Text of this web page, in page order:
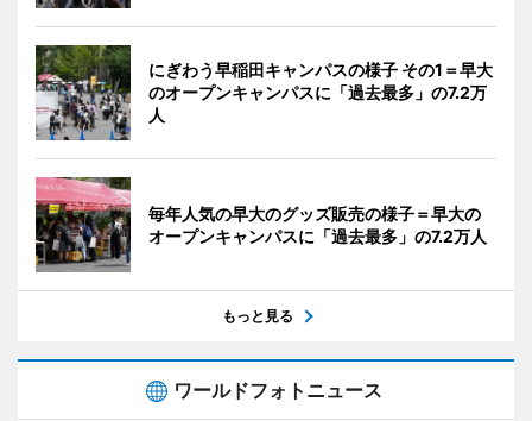
にぎわう早稲田キャンパスの様子 その1＝早大
のオープンキャンパスに「過去最多」の7.2万
人
毎年人気の早大のグッズ販売の様子＝早大の
オープンキャンパスに「過去最多」の7.2万人
もっと見る
ワールドフォトニュース